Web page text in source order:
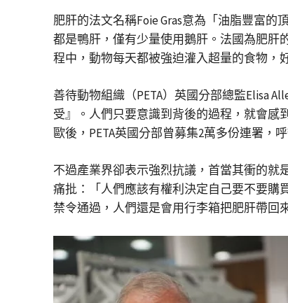
肥肝的法文名稱Foie Gras意為「油脂豐富
都是鴨肝，僅有少量使用鵝肝。法國為肥肝
程中，動物每天都被強迫灌入超量的食物，
善待動物組織（PETA）英國分部總監Elisa
受』。人們只要意識到背後的過程，就會
歐後，PETA英國分部曾募集2萬多份連署，
不過產業界卻表示強烈抗議，首當其衝的就
痛批：「人們應該有權利決定自己要不要購
禁令通過，人們還是會用行李箱把肥肝帶回